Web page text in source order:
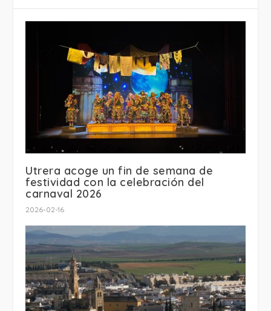
Utrera acoge un fin de semana de
festividad con la celebración del
carnaval 2026
2026-02-16